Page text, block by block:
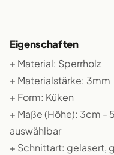
Eigenschaften
+ Material: Sperrholz
+ Materialstärke: 3mm
+ Form: Küken
+ Maße (Höhe): 3cm -
auswählbar
+ Schnittart: gelasert,